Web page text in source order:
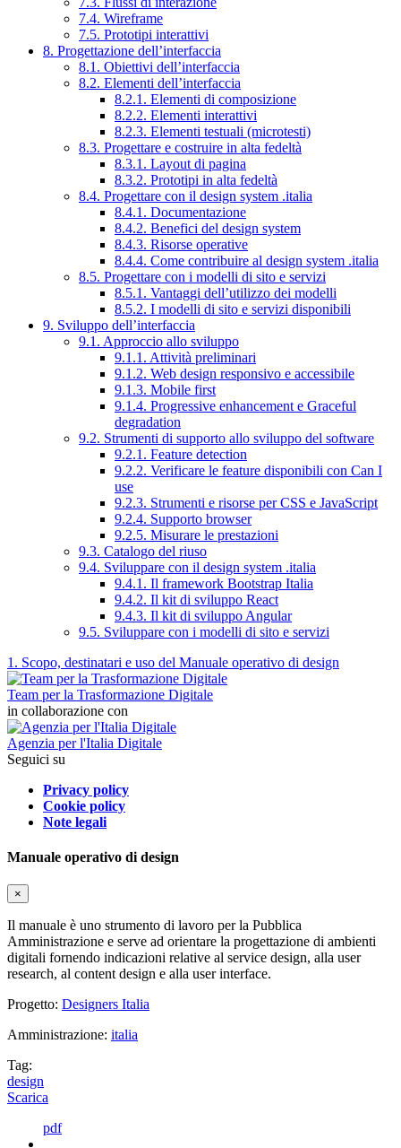
7.4. Wireframe
7.5. Prototipi interattivi
8. Progettazione dell’interfaccia
8.1. Obiettivi dell’interfaccia
8.2. Elementi dell’interfaccia
8.2.1. Elementi di composizione
8.2.2. Elementi interattivi
8.2.3. Elementi testuali (microtesti)
8.3. Progettare e costruire in alta fedeltà
8.3.1. Layout di pagina
8.3.2. Prototipi in alta fedeltà
8.4. Progettare con il design system .italia
8.4.1. Documentazione
8.4.2. Benefici del design system
8.4.3. Risorse operative
8.4.4. Come contribuire al design system .italia
8.5. Progettare con i modelli di sito e servizi
8.5.1. Vantaggi dell’utilizzo dei modelli
8.5.2. I modelli di sito e servizi disponibili
9. Sviluppo dell’interfaccia
9.1. Approccio allo sviluppo
9.1.1. Attività preliminari
9.1.2. Web design responsivo e accessibile
9.1.3. Mobile first
9.1.4. Progressive enhancement e Graceful
degradation
9.2. Strumenti di supporto allo sviluppo del software
9.2.1. Feature detection
9.2.2. Verificare le feature disponibili con Can I
use
9.2.3. Strumenti e risorse per CSS e JavaScript
9.2.4. Supporto browser
9.2.5. Misurare le prestazioni
9.3. Catalogo del riuso
9.4. Sviluppare con il design system .italia
9.4.1. Il framework Bootstrap Italia
9.4.2. Il kit di sviluppo React
9.4.3. Il kit di sviluppo Angular
9.5. Sviluppare con i modelli di sito e servizi
1. Scopo, destinatari e uso del Manuale operativo di design
Team per la Trasformazione Digitale
in collaborazione con
Agenzia per l'Italia Digitale
Seguici su
Privacy policy
Cookie policy
Note legali
Manuale operativo di design
×
Il manuale è uno strumento di lavoro per la Pubblica
Amministrazione e serve ad orientare la progettazione di ambienti
digitali fornendo indicazioni relative al service design, alla user
research, al content design e alla user interface.
Progetto: Designers Italia
Amministrazione: italia
Tag:
design
Scarica
pdf